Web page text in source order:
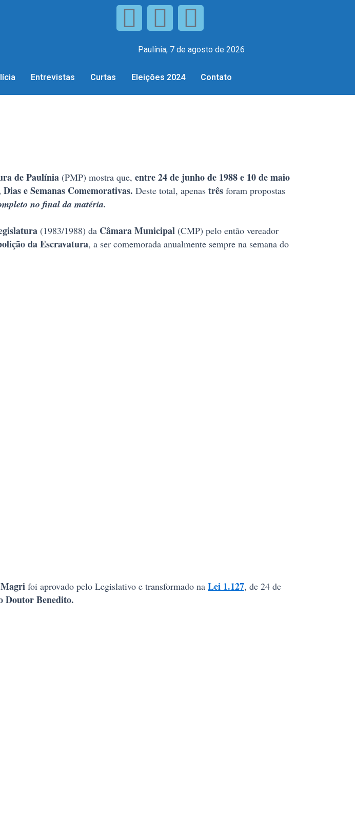
Paulínia, 7 de agosto de 2026
Entrevistas Curtas Eleições 2024 Contato
de Paulínia (PMP) mostra que, entre 24 de junho de 1988 e 10 de maio
e Semanas Comemorativas. Deste total, apenas três foram propostas
no final da matéria.
(1983/1988) da Câmara Municipal (CMP) pelo então vereador
da Escravatura, a ser comemorada anualmente sempre na semana do
Magri foi aprovado pelo Legislativo e transformado na Lei 1.127, de 24 de
Doutor Benedito.